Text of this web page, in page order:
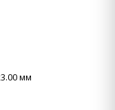
мм